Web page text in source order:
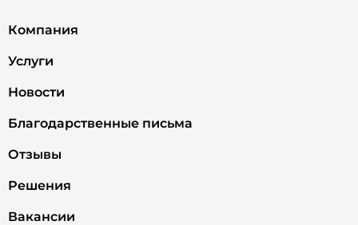
Компания
Услуги
Новости
Благодарственные письма
Отзывы
Решения
Вакансии